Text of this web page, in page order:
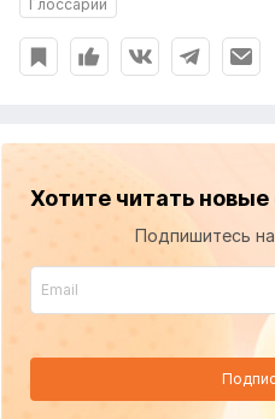
Глоссарий
Хотите читать
Подпишитесь